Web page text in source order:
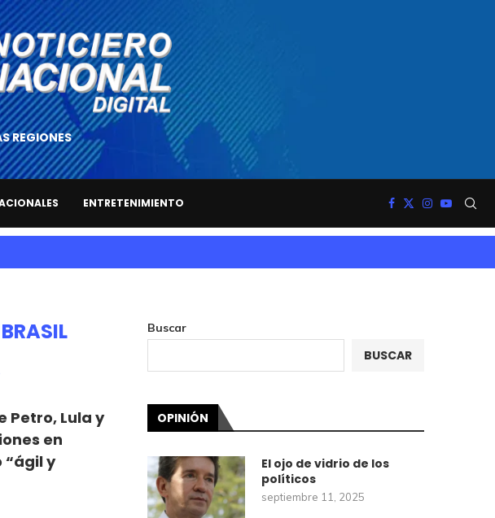
REGIONES
ENTRETENIMIENTO
Petro, Lula y
en
“ágil y
Buscar
BUSCAR
OPINIÓN
El ojo de vidrio de los
políticos
septiembre 11, 2025